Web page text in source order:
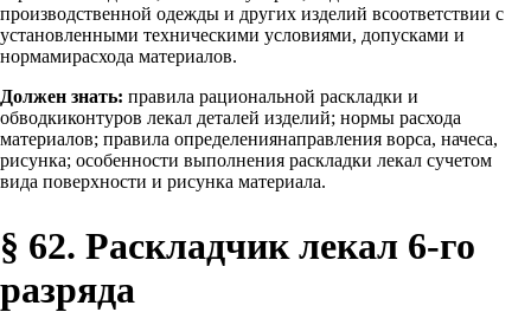
производственной одежды и других изделий всоответствии с
установленными техническими условиями, допусками и
нормамирасхода материалов.
Должен знать: правила рациональной раскладки и
обводкиконтуров лекал деталей изделий; нормы расхода
материалов; правила определениянаправления ворса, начеса,
рисунка; особенности выполнения раскладки лекал сучетом
вида поверхности и рисунка материала.
§ 62. Раскладчик лекал 6-го
разряда